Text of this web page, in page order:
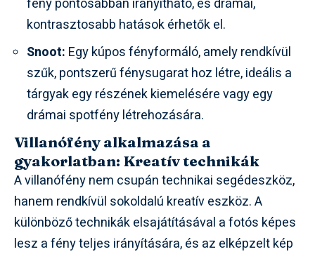
kontrasztosabb hatások érhetők el.
Snoot: Egy kúpos fényformáló, amely rendkívül
szűk, pontszerű fénysugarat hoz létre, ideális a
tárgyak egy részének kiemelésére vagy egy
drámai spotfény létrehozására.
Villanófény alkalmazása a
gyakorlatban: Kreatív technikák
A villanófény nem csupán technikai segédeszköz,
hanem rendkívül sokoldalú kreatív eszköz. A
különböző technikák elsajátításával a fotós képes
lesz a fény teljes irányítására, és az elképzelt kép